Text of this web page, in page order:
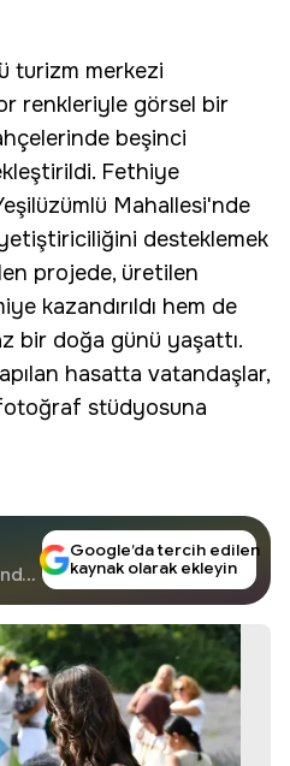
turizm merkezi
renkleriyle görsel bir
beşinci
Fethiye
Mahallesi'nde
desteklemek
projede, üretilen
kazandırıldı hem de
bir doğa günü yaşattı.
hasatta vatandaşlar,
stüdyosuna
Google’da tercih edilen
kaynak olarak ekleyin